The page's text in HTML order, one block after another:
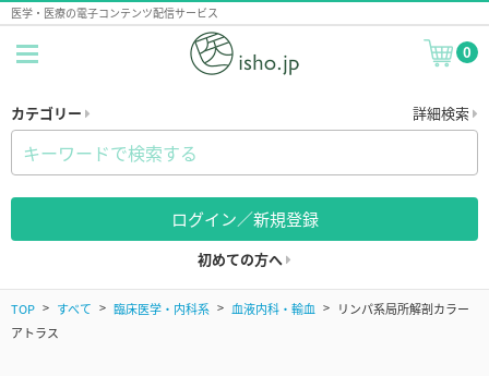
医学・医療の電子コンテンツ配信サービス
0
カテゴリー 詳細検索
ログイン／新規登録
初めての方へ
TOP すべて 臨床医学・内科系 血液内科・輸血
リンパ系局所解剖カラー
アトラス